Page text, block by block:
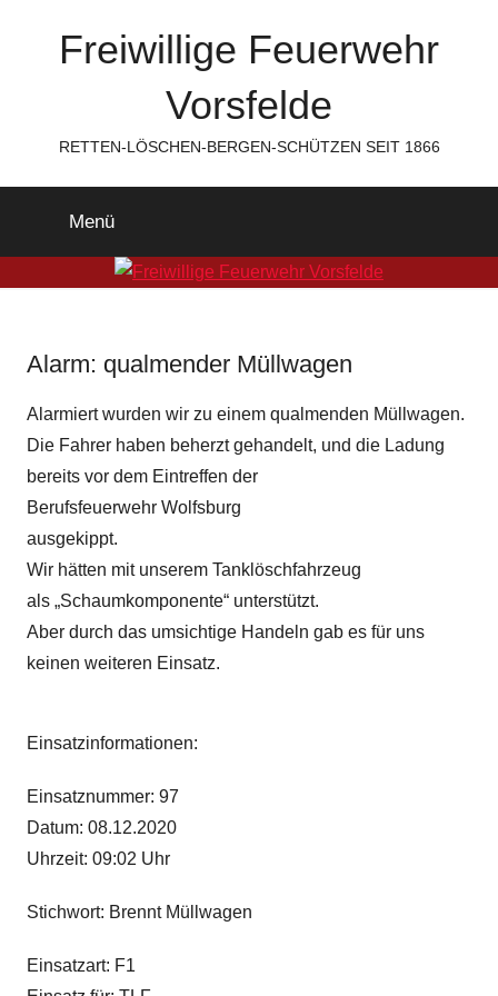
Freiwillige Feuerwehr
Vorsfelde
RETTEN-LÖSCHEN-BERGEN-SCHÜTZEN SEIT 1866
Menü
Alarm: qualmender Müllwagen
Alarmiert wurden wir zu einem qualmenden Müllwagen.
Die Fahrer haben beherzt gehandelt, und die Ladung
bereits vor dem Eintreffen der
Berufsfeuerwehr Wolfsburg
ausgekippt.
Wir hätten mit unserem Tanklöschfahrzeug
als „Schaumkomponente“ unterstützt.
Aber durch das umsichtige Handeln gab es für uns
keinen weiteren Einsatz.
Einsatzinformationen:
Einsatznummer: 97
Datum: 08.12.2020
Uhrzeit: 09:02 Uhr
Stichwort: Brennt Müllwagen
Einsatzart: F1